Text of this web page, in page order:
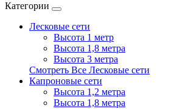
Категории
Лесковые сети
Высота 1 метр
Высота 1,8 метра
Высота 3 метра
Смотреть Все Лесковые сети
Капроновые сети
Высота 1,2 метра
Высота 1,8 метра